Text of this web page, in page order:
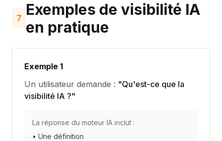
7 Exemples de visibilité IA
en pratique
Exemple 1
Un utilisateur demande : "Qu'est-ce que la
visibilité IA ?"
La réponse du moteur IA inclut :
• Une définition